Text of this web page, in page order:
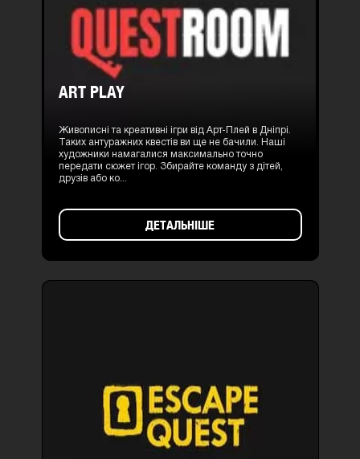
ART PLAY
Живописні та креативні ігри від Арт-Плей в Дніпрі.
Таких антуражних квестів ви ще не бачили. Наші
художники намагалися максимально точно
передати сюжет ігор. Збирайте команду з дітей,
друзів або ко...
ДЕТАЛЬНІШЕ